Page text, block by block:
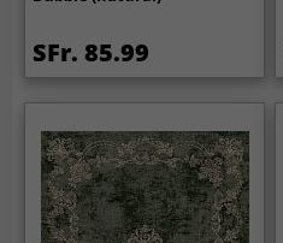
SFr. 85.99